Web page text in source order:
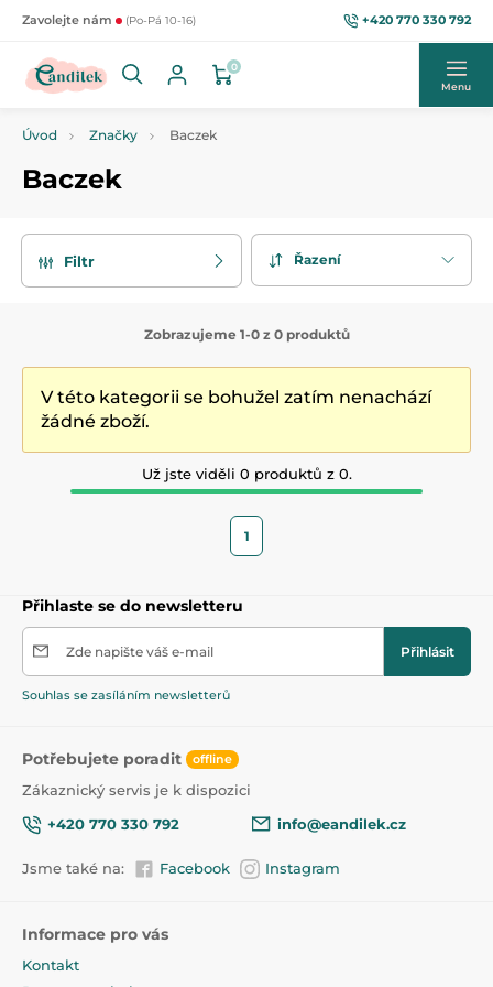
Zavolejte nám (Po-Pá 10-16) +420 770 330 792
0
Menu
Úvod Značky Baczek
Baczek
Filtr Řazení
Zobrazujeme 1-0 z 0 produktů
V této kategorii se bohužel zatím nenachází
žádné zboží.
Už jste viděli 0 produktů z 0.
1
Přihlaste se do newsletteru
Zde napište váš e-mail Přihlásit
Souhlas se zasíláním newsletterů
Potřebujete poradit offline
Zákaznický servis je k dispozici
+420 770 330 792
info@eandilek.cz
Jsme také na: Facebook Instagram
Informace pro vás
Kontakt